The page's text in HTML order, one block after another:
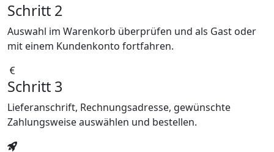
Schritt 2
Auswahl im Warenkorb überprüfen und als Gast oder
mit einem Kundenkonto fortfahren.
Schritt 3
Lieferanschrift, Rechnungsadresse, gewünschte
Zahlungsweise auswählen und bestellen.